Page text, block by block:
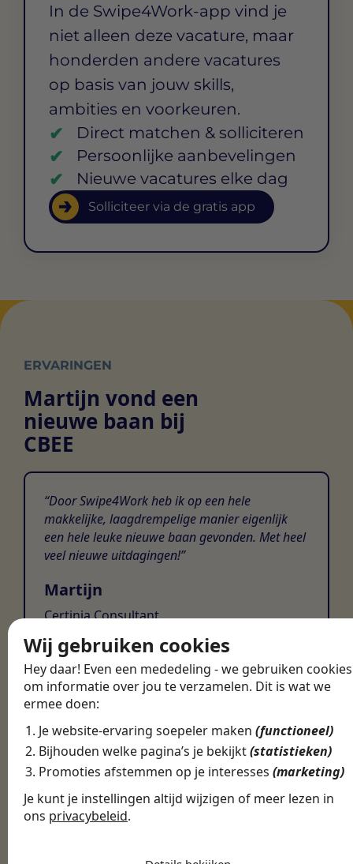
Wij gebruiken cookies
Hey daar! Even een mededeling - we gebruiken cookies
om informatie over jou te verzamelen. Dit is wat we
ermee doen:
Je website-ervaring soepeler maken(functioneel)
Bijhouden welke pagina’s je bekijkt(statistieken)
Promoties afstemmen op je interesses(marketing)
Je kunt je instellingen altijd wijzigen of meer lezen in
ons privacybeleid.
In de Swipe4Work-app vind je
niet alleen deze vacature, maar
honderden andere vacatures
op basis van jouw skills,
ambities en voorkeuren.
Direct matchen & solliciteren
Persoonlijke aanbevelingen
Nieuwe vacatures elke dag
Solliciteer via de gratis app
ERVARINGEN
Martijn vond een
nieuwe baan bij
CBEE
Door Swipe4Work heb ik op een hele
makkelijke, laagdrempelige manier eigenlijk
een hele leuke nieuwe baan gevonden. Met heel
veel nieuwe uitdagingen!
Martijn
Certinia Consultant